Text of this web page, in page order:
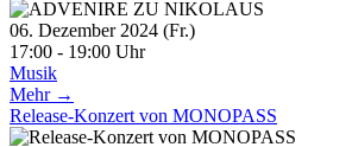
06. Dezember 2024 (Fr.)
17:00 - 19:00 Uhr
Musik
Mehr →
Release-Konzert von MONOPASS